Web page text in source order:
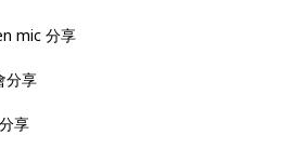
mic 分享
分享
享